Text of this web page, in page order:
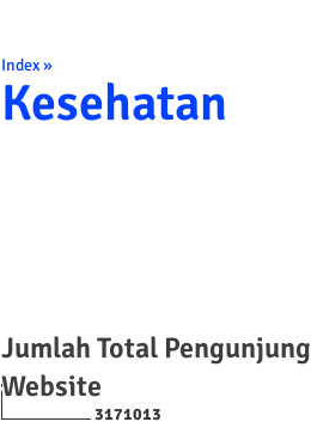
Index »
Kesehatan
Jumlah Total Pengunjung
Website
3171013